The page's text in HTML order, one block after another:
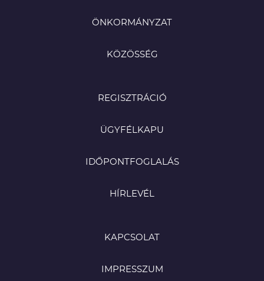
ÖNKORMÁNYZAT
KÖZÖSSÉG
REGISZTRÁCIÓ
ÜGYFÉLKAPU
IDŐPONTFOGLALÁS
HÍRLEVÉL
KAPCSOLAT
IMPRESSZUM